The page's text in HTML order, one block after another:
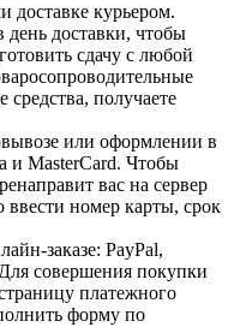
доставке курьером.
день доставки, чтобы
сдачу с любой
получаете
или оформлении в
и MasterCard. Чтобы
вас на сервер
номер карты, срок
заказе: PayPal,
совершения покупки
платежного
форму по